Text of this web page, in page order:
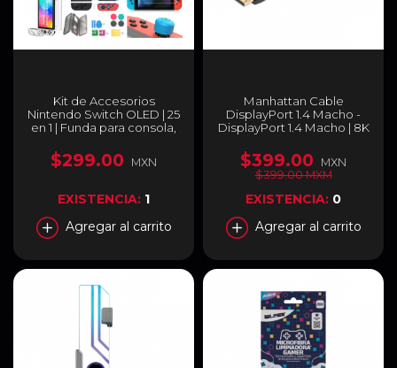
Kit de Accesorios
Nintendo Switch OLED | 25
en 1 | Funda para consola,
$299.00 MXN
EXISTENCIA: 1
Agregar al carrito
Manhattan Cable
DisplayPort 1.4 Macho -
DisplayPort 1.4 Macho | 8K
353625
$399.00
MXN
$399.00 MXM
EXISTENCIA: 0
Agregar al carrito